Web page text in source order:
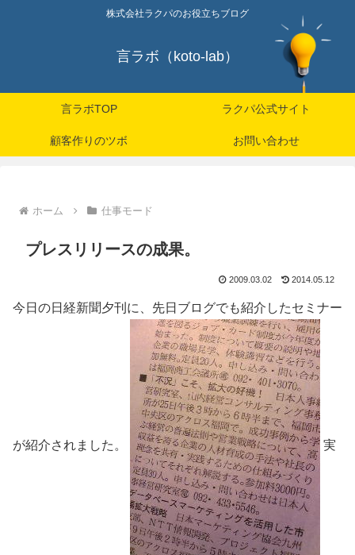
株式会社ラクパのお役立ちブログ
言ラボ（koto-lab）
言ラボTOP ラクパ公式サイト
顧客作りのツボ お問い合わせ
ホーム 仕事モード
プレスリリースの成果。
2009.03.02 2014.05.12
今日の日経新聞夕刊に、先日ブログでも紹介したセミナー
が紹介されました。 実